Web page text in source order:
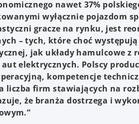
nawet 37%
wyłącznie pojazdom
gracze na rynku, jest
– tych, które choć
jak układy hamulcowe z
elektrycznych. Polscy
kompetencje
liczba firm stawiających na
że branża dostrzega i